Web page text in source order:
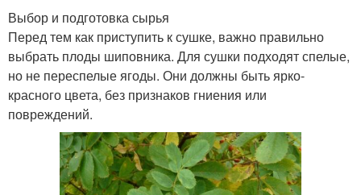
Выбор и подготовка сырья
Перед тем как приступить к сушке, важно правильно
выбрать плоды шиповника. Для сушки подходят спелые,
но не переспелые ягоды. Они должны быть ярко-
красного цвета, без признаков гниения или
повреждений.